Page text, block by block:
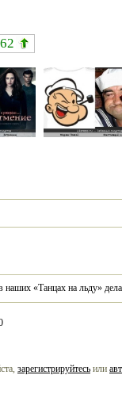
«Танцах на льду»
зарегистрируйтесь или